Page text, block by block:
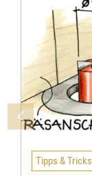
Tipps & Tricks